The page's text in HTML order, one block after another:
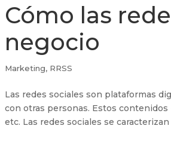
Cómo las
negocio
Marketing, RRSS
Las redes sociales son plataformas
con otras personas. Estos
etc. Las redes sociales se